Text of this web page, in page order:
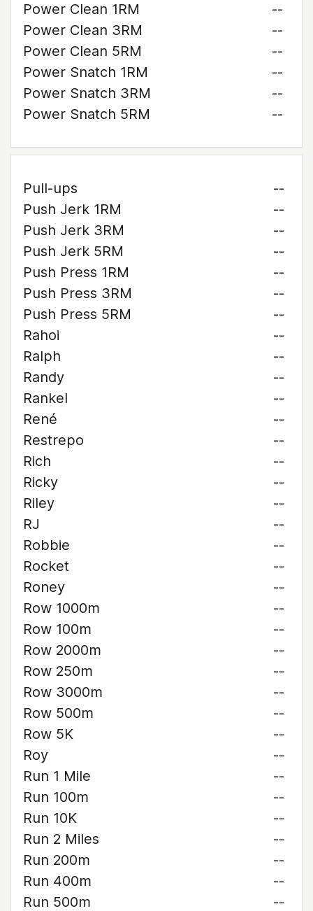
Power Clean 1RM
--
Power Clean 3RM
--
Power Clean 5RM
--
Power Snatch 1RM
--
Power Snatch 3RM
--
Power Snatch 5RM
--
Pull-ups
--
Push Jerk 1RM
--
Push Jerk 3RM
--
Push Jerk 5RM
--
Push Press 1RM
--
Push Press 3RM
--
Push Press 5RM
--
Rahoi
--
Ralph
--
Randy
--
Rankel
--
René
--
Restrepo
--
Rich
--
Ricky
--
Riley
--
RJ
--
Robbie
--
Rocket
--
Roney
--
Row 1000m
--
Row 100m
--
Row 2000m
--
Row 250m
--
Row 3000m
--
Row 500m
--
Row 5K
--
Roy
--
Run 1 Mile
--
Run 100m
--
Run 10K
--
Run 2 Miles
--
Run 200m
--
Run 400m
--
Run 500m
--